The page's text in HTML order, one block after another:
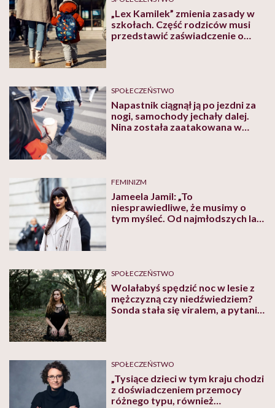
„Lex Kamilek” zmienia zasady w
szkołach. Część rodziców musi
przedstawić zaświadczenie o
SPOŁECZEŃSTWO
Napastnik ciągnął ją po jezdni za
nogi, samochody jechały dalej.
Nina została zaatakowana w
FEMINIZM
Jameela Jamil: „To
niesprawiedliwe, że musimy o
tym myśleć. Od najmłodszych lat.
SPOŁECZEŃSTWO
Wolałabyś spędzić noc w lesie z
mężczyzną czy niedźwiedziem?
Sonda stała się viralem, a pytanie
SPOŁECZEŃSTWO
„Tysiące dzieci w tym kraju chodzi
z doświadczeniem przemocy
różnego typu, również